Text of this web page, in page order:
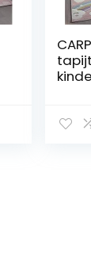
tapijt